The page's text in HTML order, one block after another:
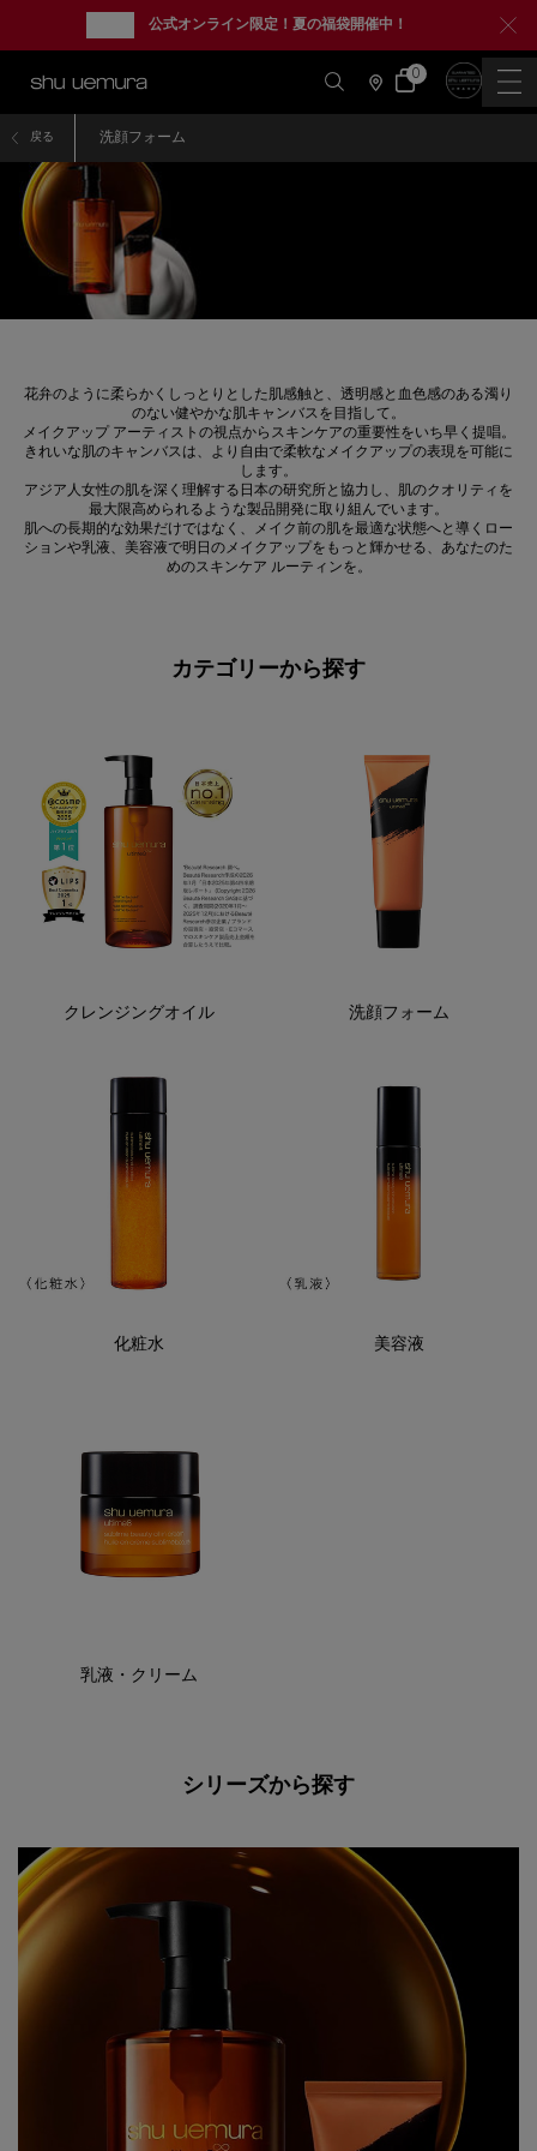
公式オンライン限定！夏の福袋開催中！
店
情
カ 0
0 カート内の製品
戻る 洗顔フォーム
洗顔フォーム
花弁のように柔らかくしっとりとした肌感触と、透明感と血色感のある濁り
のない健やかな肌キャンバスを目指して。
メイクアップ アーティストの視点からスキンケアの重要性をいち早く提唱。
きれいな肌のキャンバスは、より自由で柔軟なメイクアップの表現を可能に
します。
アジア人女性の肌を深く理解する日本の研究所と協力し、肌のクオリティを
最大限高められるような製品開発に取り組んでいます。
肌への長期的な効果だけではなく、メイク前の肌を最適な状態へと導くロー
ションや乳液、美容液で明日のメイクアップをもっと輝かせる、あなたのた
めのスキンケア ルーティンを。
カテゴリーから探す
クレンジングオイル 洗顔フォーム
化粧水 美容液
乳液・クリーム
シリーズから探す